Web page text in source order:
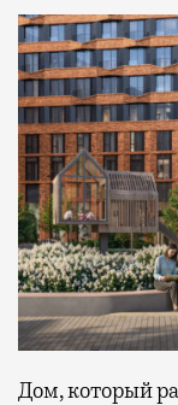
Дом, который